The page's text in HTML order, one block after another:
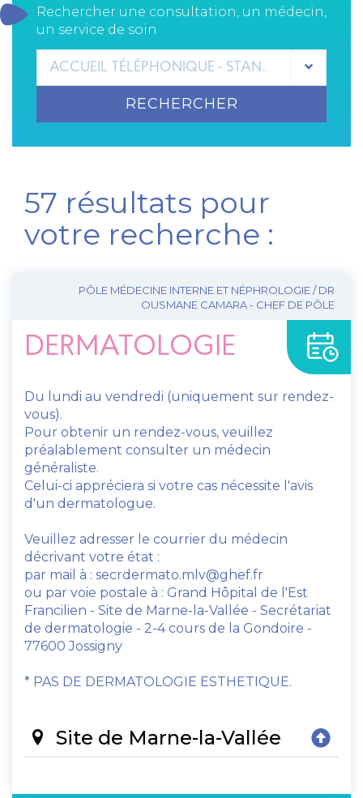
Rechercher une consultation, un médecin,
un service de soin
ACCUEIL TÉLÉPHONIQUE - STANDARD GHEF
RECHERCHER
57 résultats pour
votre recherche :
PÔLE MÉDECINE INTERNE ET NÉPHROLOGIE / DR
OUSMANE CAMARA - CHEF DE PÔLE
DERMATOLOGIE
Du lundi au vendredi (uniquement sur rendez-
vous).
Pour obtenir un rendez-vous, veuillez
préalablement consulter un médecin
généraliste.
Celui-ci appréciera si votre cas nécessite l'avis
d'un dermatologue.
Veuillez adresser le courrier du médecin
décrivant votre état :
par mail à : secrdermato.mlv@ghef.fr
ou par voie postale à : Grand Hôpital de l'Est
Francilien - Site de Marne-la-Vallée - Secrétariat
de dermatologie - 2-4 cours de la Gondoire -
77600 Jossigny
* PAS DE DERMATOLOGIE ESTHETIQUE.
Site de Marne-la-Vallée